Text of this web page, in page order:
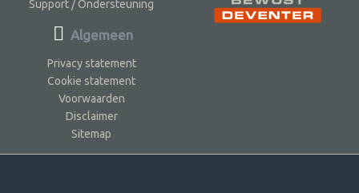
Support / Ondersteuning
Algemeen
Privacy statement
Cookie statement
Voorwaarden
Disclaimer
Sitemap